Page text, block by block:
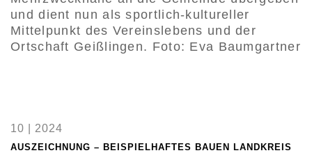
und dient nun als sportlich-kultureller
Mittelpunkt des Vereinslebens und der
Ortschaft Geißlingen. Foto: Eva Baumgartner
10 | 2024
AUSZEICHNUNG – BEISPIELHAFTES BAUEN LANDKREIS